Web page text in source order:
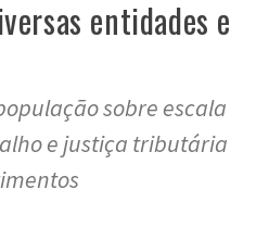
entidades e
sobre escala
e justiça tributária